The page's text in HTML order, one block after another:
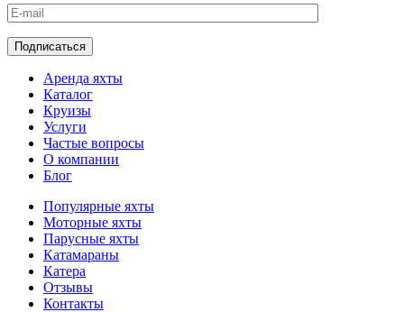
Аренда яхты
Каталог
Круизы
Услуги
Частые вопросы
О компании
Блог
Популярные яхты
Моторные яхты
Парусные яхты
Катамараны
Катера
Отзывы
Контакты